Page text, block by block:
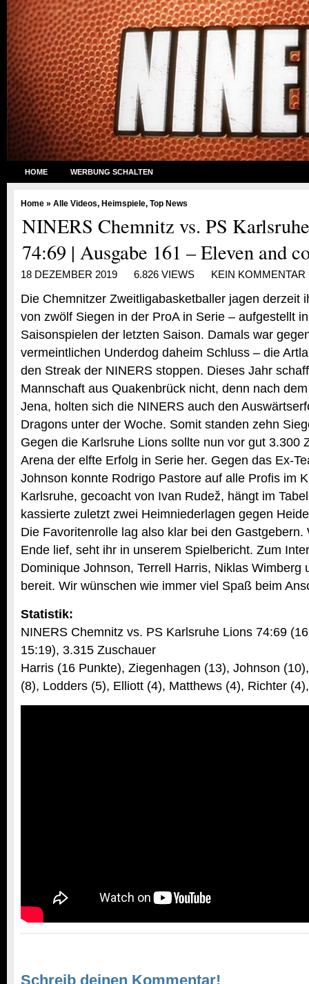
HOME WERBUNG SCHALTEN
Home » Alle Videos, Heimspiele, Top News
NINERS Chemnitz vs. PS
74:69 | Ausgabe 161 – Eleven and
18 DEZEMBER 2019 6.826 VIEWS KEIN KOMMENTAR
Die Chemnitzer Zweitligabasketballer jagen derzeit
von zwölf Siegen in der ProA in Serie – aufgestellt
Saisonspielen der letzten Saison. Damals war
vermeintlichen Underdog daheim Schluss – die
den Streak der NINERS stoppen. Dieses Jahr
Mannschaft aus Quakenbrück nicht, denn nach
Jena, holten sich die NINERS auch den
Dragons unter der Woche. Somit standen zehn
Gegen die Karlsruhe Lions sollte nun vor gut 3.300
Arena der elfte Erfolg in Serie her. Gegen das Ex-
Johnson konnte Rodrigo Pastore auf alle Profis im
Karlsruhe, gecoacht von Ivan Rudež, hängt im
kassierte zuletzt zwei Heimniederlagen gegen
Die Favoritenrolle lag also klar bei den Gastgebern.
Ende lief, seht ihr in unserem Spielbericht. Zum
Dominique Johnson, Terrell Harris, Niklas Wimberg
bereit. Wir wünschen wie immer viel Spaß beim
Statistik:
NINERS Chemnitz vs. PS Karlsruhe Lions 74:69
15:19), 3.315 Zuschauer
Harris (16 Punkte), Ziegenhagen (13), Johnson
(8), Lodders (5), Elliott (4), Matthews (4), Richter
Schreib deinen Kommentar!